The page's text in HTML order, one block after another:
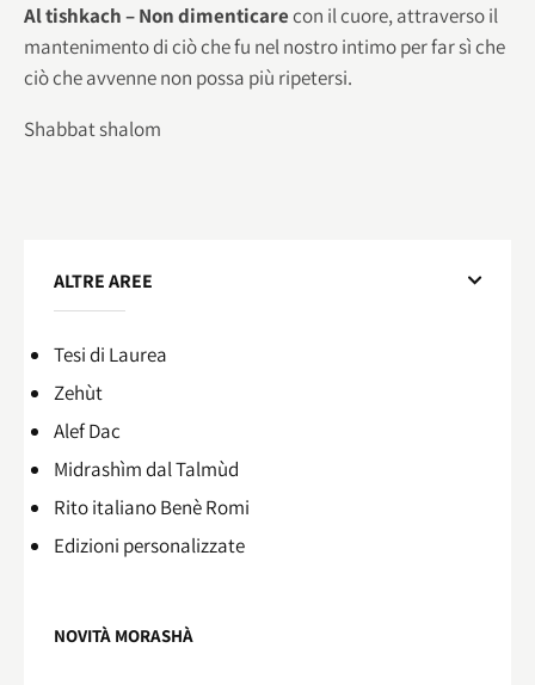
Al tishkach – Non dimenticarecon il cuore, attraverso il
mantenimento di ciò che fu nel nostro intimo per far sì che
ciò che avvenne non possa più ripetersi.
Shabbat shalom
ALTRE AREE
Tesi di Laurea
Zehùt
Alef Dac
Midrashìm dal Talmùd
Rito italiano Benè Romi​
Edizioni personalizzate
NOVITÀ MORASHÀ